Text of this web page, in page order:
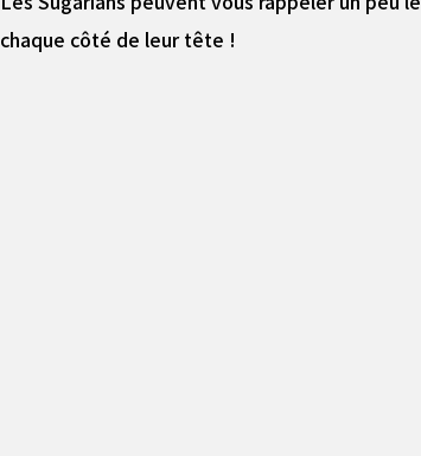
chaque côté de leur tête !